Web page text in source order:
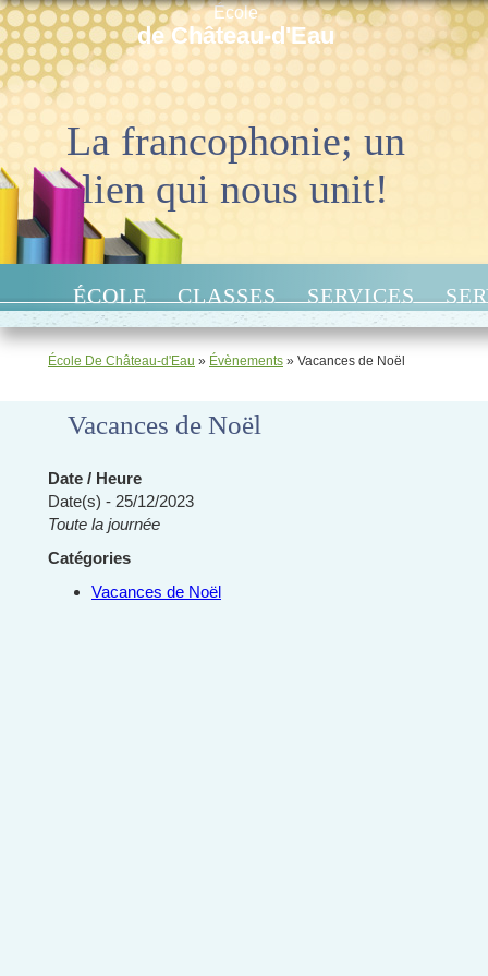
École
de Château-d'Eau
La francophonie; un
lien qui nous unit!
ÉCOLE CLASSES SERVICES
École De Château-d'Eau » Évènements » Vacances de Noël
Vacances de Noël
Date / Heure
Date(s) - 25/12/2023
Toute la journée
Catégories
Vacances de Noël